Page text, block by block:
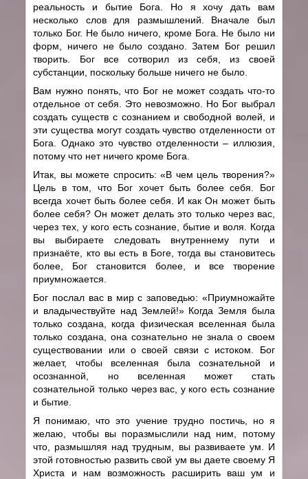
реальность и бытие Бога. Но я хочу дать вам
несколько слов для размышлений. Вначале был
только Бог. Не было ничего, кроме Бога. Не было ни
форм, ничего не было создано. Затем Бог решил
творить. Бог все сотворил из себя, из своей
субстанции, поскольку больше ничего не было.
Вам нужно понять, что Бог не может создать что-то
отдельное от себя. Это невозможно. Но Бог выбрал
создать существ с сознанием и свободной волей, и
эти существа могут создать чувство отделенности от
Бога. Однако это чувство отделенности – иллюзия,
потому что нет ничего кроме Бога.
Итак, вы можете спросить: «В чем цель творения?»
Цель в том, что Бог хочет быть более себя. Бог
всегда хочет быть более себя. И как Он может быть
более себя? Он может делать это только через вас,
через тех, у кого есть сознание, бытие и воля. Когда
вы выбираете следовать внутреннему пути и
признаёте, кто вы есть в Боге, тогда вы становитесь
более, Бог становится более, и все творение
приумножается.
Бог послал вас в мир с заповедью: «Приумножайте
и владычествуйте над Землей!» Когда Земля была
только создана, когда физическая вселенная была
только создана, она сознательно не знала о своем
существовании или о своей связи с истоком. Бог
желает, чтобы вселенная была сознательной и
осознанной, но вселенная может стать
сознательной только через вас, у кого есть сознание
и бытие.
Я понимаю, что это учение трудно постичь, но я
желаю, чтобы вы поразмыслили над ним, потому
что, размышляя над трудным, вы развиваете ум. И
этой готовностью развить свой ум вы даете своему Я
Христа и нам возможность расширить ваш ум и